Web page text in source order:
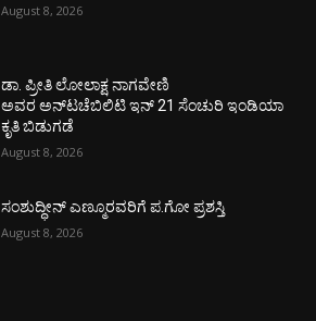
August 8, 2026
ಡಾ. ಪ್ರೀತಿ ಲೋಲಾಕ್ಷ ನಾಗವೇಣಿ
ಅವರ ಅನ್‌ಟಚೆಬಿಲಿಟಿ ಇನ್ 21 ಸೆಂಚುರಿ ಇಂಡಿಯಾ
ಕೃತಿ ಬಿಡುಗಡೆ
August 8, 2026
ಸಂಶುದ್ಧೀನ್ ಎಣ್ಮೂರವರಿಗೆ ಪ.ಗೋ ಪ್ರಶಸ್ತಿ
August 8, 2026